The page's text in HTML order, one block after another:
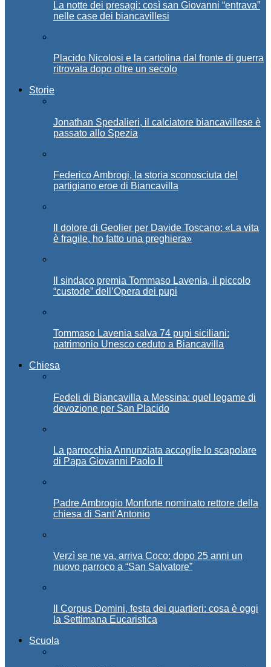
La notte dei presagi: così san Giovanni “entrava”
nelle case dei biancavillesi
Placido Nicolosi e la cartolina dal fronte di guerra
ritrovata dopo oltre un secolo
Storie
Jonathan Spedalieri, il calciatore biancavillese è
passato allo Spezia
Federico Ambrogi, la storia sconosciuta del
partigiano eroe di Biancavilla
Il dolore di Geolier per Davide Toscano: «La vita
è fragile, ho fatto una preghiera»
Il sindaco premia Tommaso Lavenia, il piccolo
“custode” dell’Opera dei pupi
Tommaso Lavenia salva 74 pupi siciliani:
patrimonio Unesco ceduto a Biancavilla
Chiesa
Fedeli di Biancavilla a Messina: quel legame di
devozione per San Placido
La parrocchia Annunziata accoglie lo scapolare
di Papa Giovanni Paolo II
Padre Ambrogio Monforte nominato rettore della
chiesa di Sant’Antonio
Verzì se ne va, arriva Coco: dopo 25 anni un
nuovo parroco a “San Salvatore”
Il Corpus Domini, festa dei quartieri: cosa è oggi
la Settimana Eucaristica
Scuola